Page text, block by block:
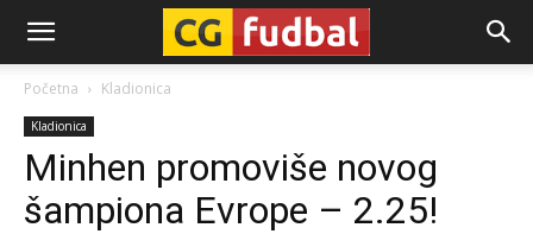
CG-
Fudbal
Početna Kladionica
Kladionica
Minhen promoviše novog
šampiona Evrope – 2.25!